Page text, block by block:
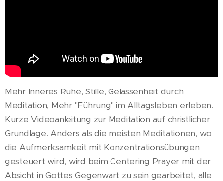
Mehr Inneres Ruhe, Stille, Gelassenheit durch
Meditation, Mehr "Führung" im Alltagsleben erleben.
Kurze Videoanleitung zur Meditation auf christlicher
Grundlage. Anders als die meisten Meditationen, wo
die Aufmerksamkeit mit Konzentrationsübungen
gesteuert wird, wird beim Centering Prayer mit der
Absicht in Gottes Gegenwart zu sein gearbeitet, alle